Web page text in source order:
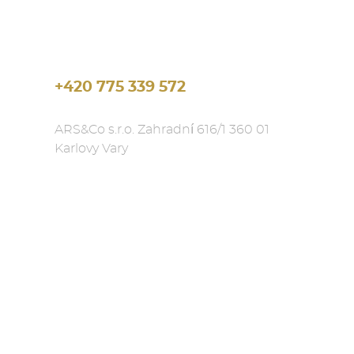
+420 775 339 572
ARS&Co s.r.o. Zahradní 616/1 360 01
Karlovy Vary